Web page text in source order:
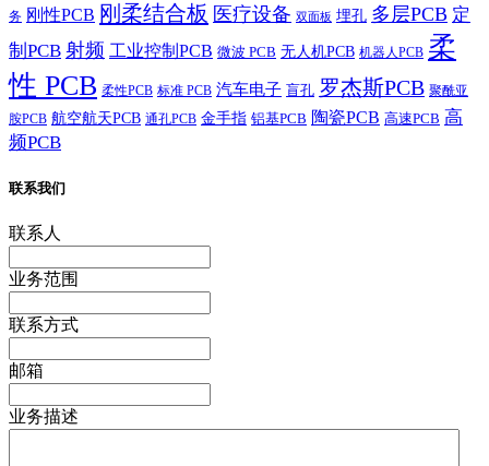
务 刚性PCB 刚柔结合板 医疗设备 双面板 埋孔 多层PCB 定
制PCB 射频 工业控制PCB 微波 PCB 无人机PCB 机器人PCB 柔
性 PCB 柔性PCB 标准 PCB 汽车电子 盲孔 罗杰斯PCB 聚酰亚
胺PCB 航空航天PCB 通孔PCB 金手指 铝基PCB 陶瓷PCB 高速PCB 高
频PCB
联系我们
联系人
业务范围
联系方式
邮箱
业务描述